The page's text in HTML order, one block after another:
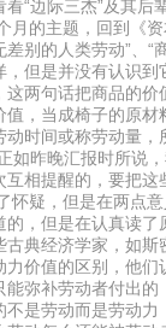
看“边际三杰”及其
主题，回到《资
差别的人类劳动”、
，但是并没有认识
这两句话把商品的
值，当成椅子的原
动时间或称劳动量
如昨晚汇报时所说
互相提醒的，要把
，但是在两点意
的，但是在认真读
古典经济学家，如
力价值的区别，他
能弥补劳动者付出
不是劳动而是劳动